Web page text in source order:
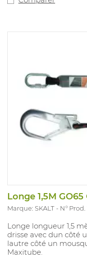
Longe 1,5M
Marque: SKALT N°
Longe longueur 1,5
drisse avec dun côté
lautre côté un
Maxitube.